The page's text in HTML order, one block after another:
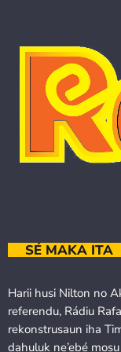
SÉ MAKA ITA
Harii husi Nilton no
referendu, Rádiu
rekonstrusaun iha
dahuluk ne’ebé